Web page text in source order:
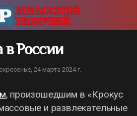
в России
24 марта 2024 г.
, произошедшим в «Крокус
и развлекательные